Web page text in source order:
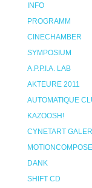
INFO
PROGRAMM
CINECHAMBER
SYMPOSIUM
A.P.P.I.A. LAB
AKTEURE 2011
AUTOMATIQUE
KAZOOSH!
CYNETART
DANK
SHIFT CD